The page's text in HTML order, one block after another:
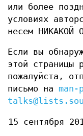
или более
условиях
несем НИКАКОЙ
Если вы
этой страницы
пожалуйста,
письмо на
15 сентября